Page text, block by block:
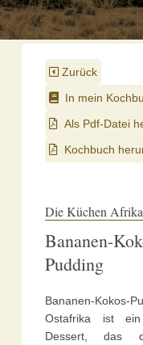
Zurück
In mein
Als Pdf-Datei
Kochbuch
Die Küchen
Bananen-
Pudding
Bananen-Kokos-
Ostafrika ist ein
Dessert, das